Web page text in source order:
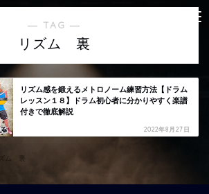
― TAG ―
リズム 裏
リズム感を鍛えるメトロノーム練習方法【ドラム
レッスン１８】ドラム初心者に分かりやすく楽譜
付きで徹底解説
2022年8月27日
ム 裏